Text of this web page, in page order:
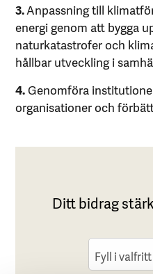
3.Anpassning till
energi genom att bygga
naturkatastrofer och
hållbar utveckling i
4.Genomföra
organisationer och